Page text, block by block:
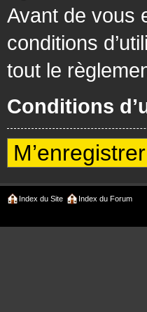
Avant de vous
conditions
tout le
Conditions
M’enregistrer
Index du Site Index du Forum